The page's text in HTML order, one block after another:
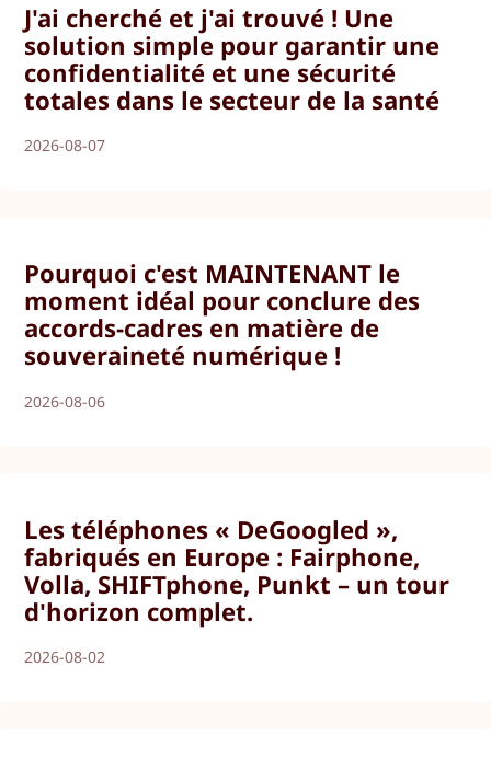
J'ai cherché et j'ai trouvé ! Une
solution simple pour garantir une
confidentialité et une sécurité
totales dans le secteur de la santé
2026-08-07
Pourquoi c'est MAINTENANT le
moment idéal pour conclure des
accords-cadres en matière de
souveraineté numérique !
2026-08-06
Les téléphones « DeGoogled »,
fabriqués en Europe : Fairphone,
Volla, SHIFTphone, Punkt – un tour
d'horizon complet.
2026-08-02